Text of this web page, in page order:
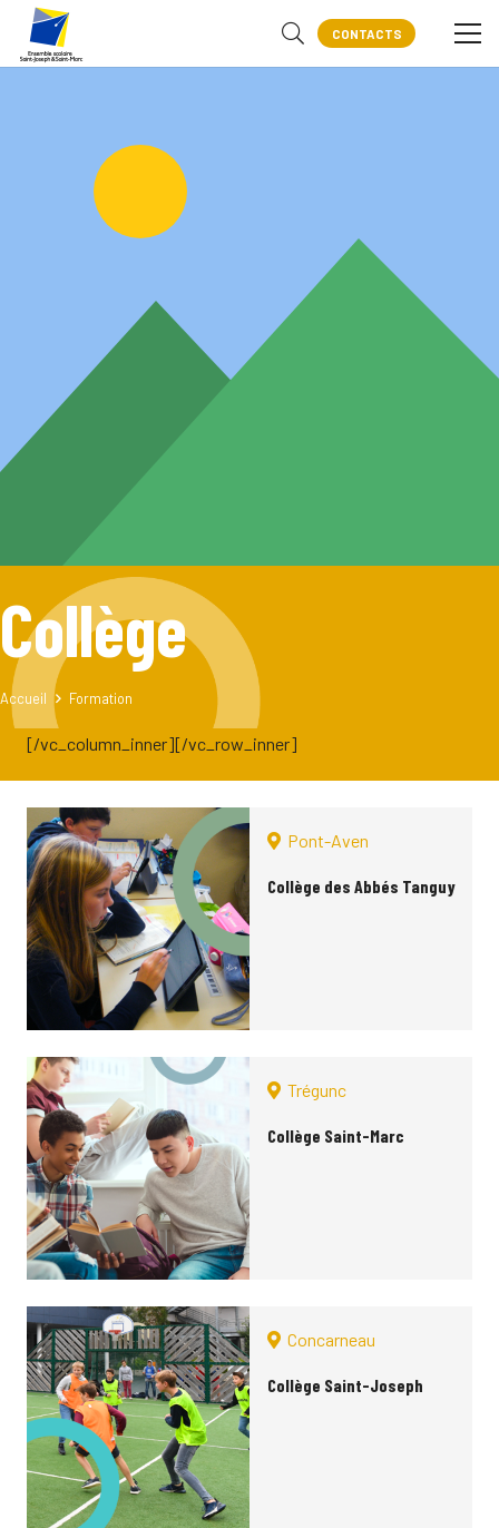
CONTACTS
Collège
Accueil Formation
[/vc_column_inner][/vc_row_inner]
Pont-Aven
Collège des Abbés Tanguy
Trégunc
Collège Saint-Marc
Concarneau
Collège Saint-Joseph